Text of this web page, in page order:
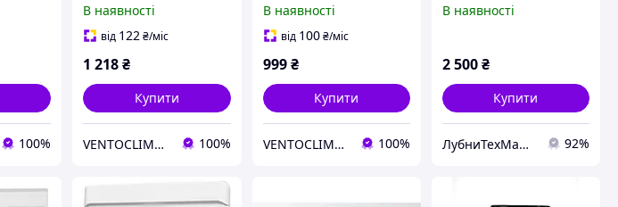
100%
planet eneRgy 80 TS
В наявності
від 122 ₴/міс
1 218₴
Купити
VENTOCLIMATE 100%
В наявності
від 100 ₴/міс
999 ₴
Купити
VENTOCLIMATE 100%
варіант.
В наявності
2 500₴
Купити
ЛубниТехМаркет 92%